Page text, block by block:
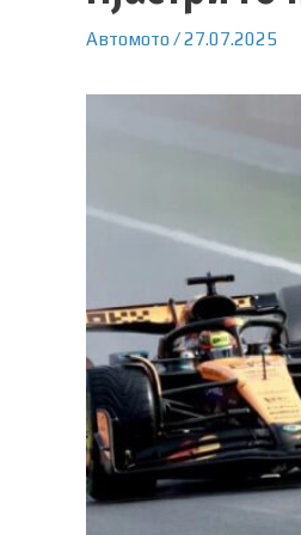
Автомото /27.07.2025